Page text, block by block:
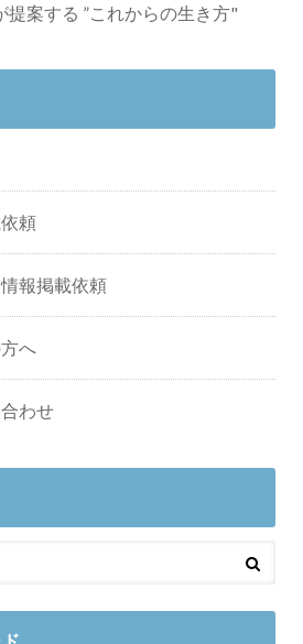
提案する ”これからの生き方"
頼
報掲載依頼
へ
わせ